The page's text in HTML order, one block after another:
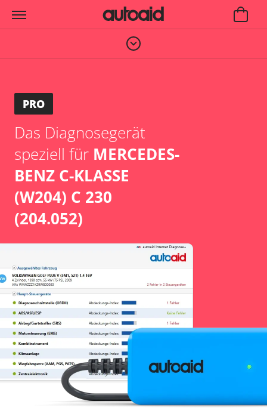
PRO
Das Diagnosegerät
speziell für MERCEDES-
BENZ C-KLASSE
(W204) C 230
(204.052)